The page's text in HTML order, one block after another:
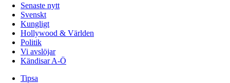
Senaste nytt
Svenskt
Kungligt
Hollywood & Världen
Politik
Vi avslöjar
Kändisar A-Ö
Tipsa